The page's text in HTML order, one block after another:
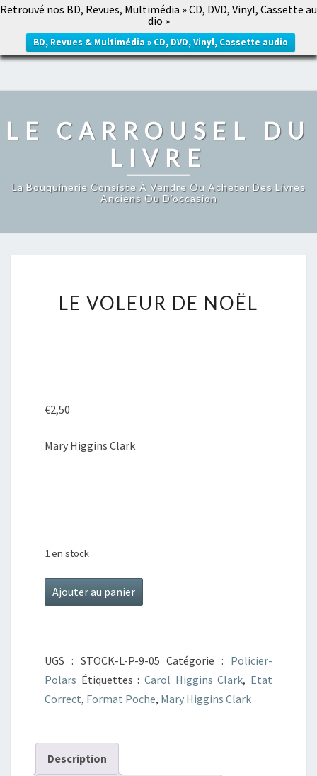
Retrouvé nos BD, Revues, Multimédia » CD, DVD, Vinyl, Cassette au
dio »
BD, Revues & Multimédia » CD, DVD, Vinyl, Cassette audio
LE CARROUSEL DU LIVRE
LE CARROUSEL DU
LIVRE
La Bouquinerie Consiste À Vendre Ou Acheter Des Livres
Anciens Ou D’occasion
VOLEUR
LE VOLEUR DE NOËL
€2,50
Mary Higgins Clark
1 en stock
quantité
de
de
Noël
Ajouter au panier
UGS : STOCK-L-P-9-05 Catégorie : Policier-
Polars Étiquettes :Carol Higgins Clark, Etat
Correct, Format Poche, Mary Higgins Clark
Description